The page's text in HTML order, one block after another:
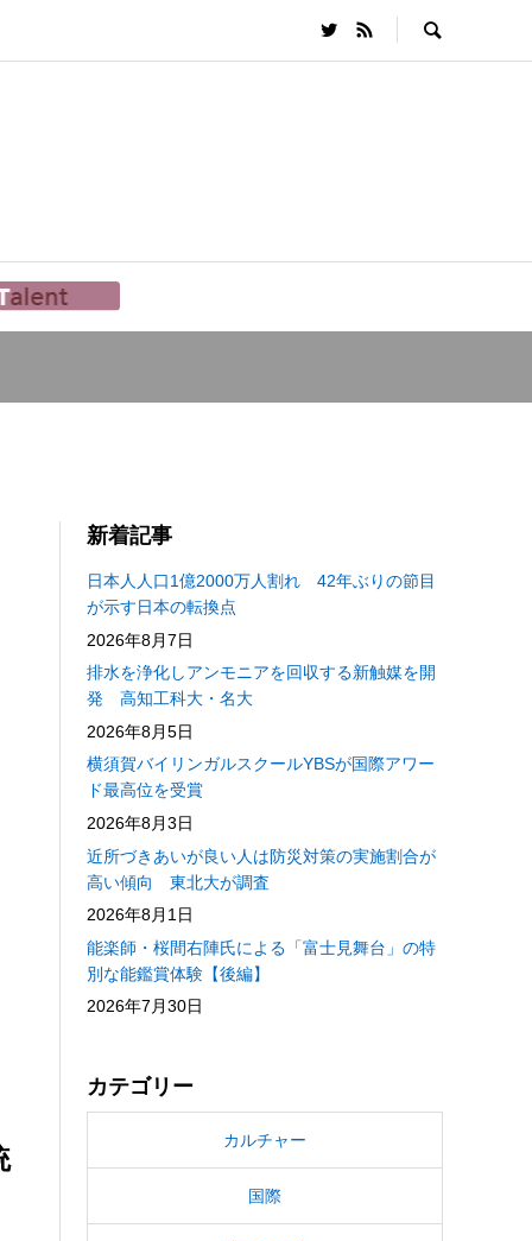
新着記事
日本人人口1億2000万人割れ 42年ぶりの節目
が示す日本の転換点
2026年8月7日
排水を浄化しアンモニアを回収する新触媒を開
発 高知工科大・名大
2026年8月5日
横須賀バイリンガルスクールYBSが国際アワー
ド最高位を受賞
2026年8月3日
近所づきあいが良い人は防災対策の実施割合が
高い傾向 東北大が調査
2026年8月1日
能楽師・桜間右陣氏による「富士見舞台」の特
別な能鑑賞体験【後編】
2026年7月30日
カテゴリー
カルチャー
国際